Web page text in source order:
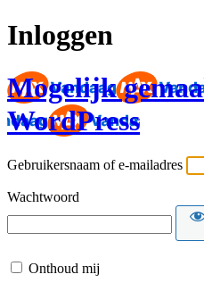
Inloggen
Mogelijk
WordPress
Gebruikersnaam of e-mailadres
Wachtwoord
Onthoud mij